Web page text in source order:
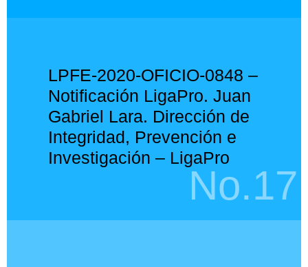
LPFE-2020-OFICIO-0848 –
Notificación LigaPro. Juan
Gabriel Lara. Dirección de
Integridad, Prevención e
Investigación – LigaPro
No.17